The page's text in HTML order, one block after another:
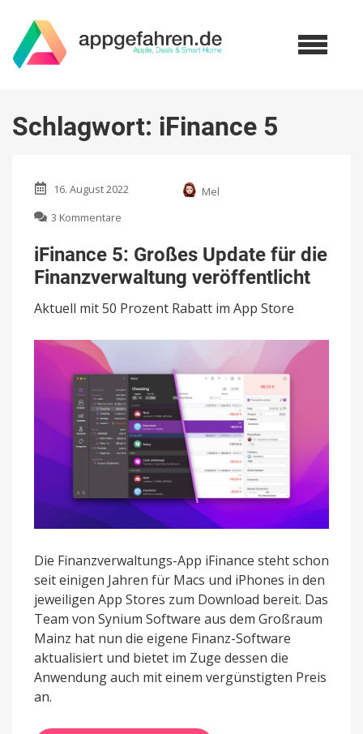
Schlagwort: iFinance 5
16. August 2022
Mel
3 Kommentare
5:
Großes
Update
die
veröffentlicht
iFinance 5: Großes Update für die
Finanzverwaltung veröffentlicht
Aktuell mit 50 Prozent Rabatt im App Store
Die Finanzverwaltungs-App iFinance steht schon
seit einigen Jahren für Macs und iPhones in den
jeweiligen App Stores zum Download bereit. Das
Team von Synium Software aus dem Großraum
Mainz hat nun die eigene Finanz-Software
aktualisiert und bietet im Zuge dessen die
Anwendung auch mit einem vergünstigten Preis
an.